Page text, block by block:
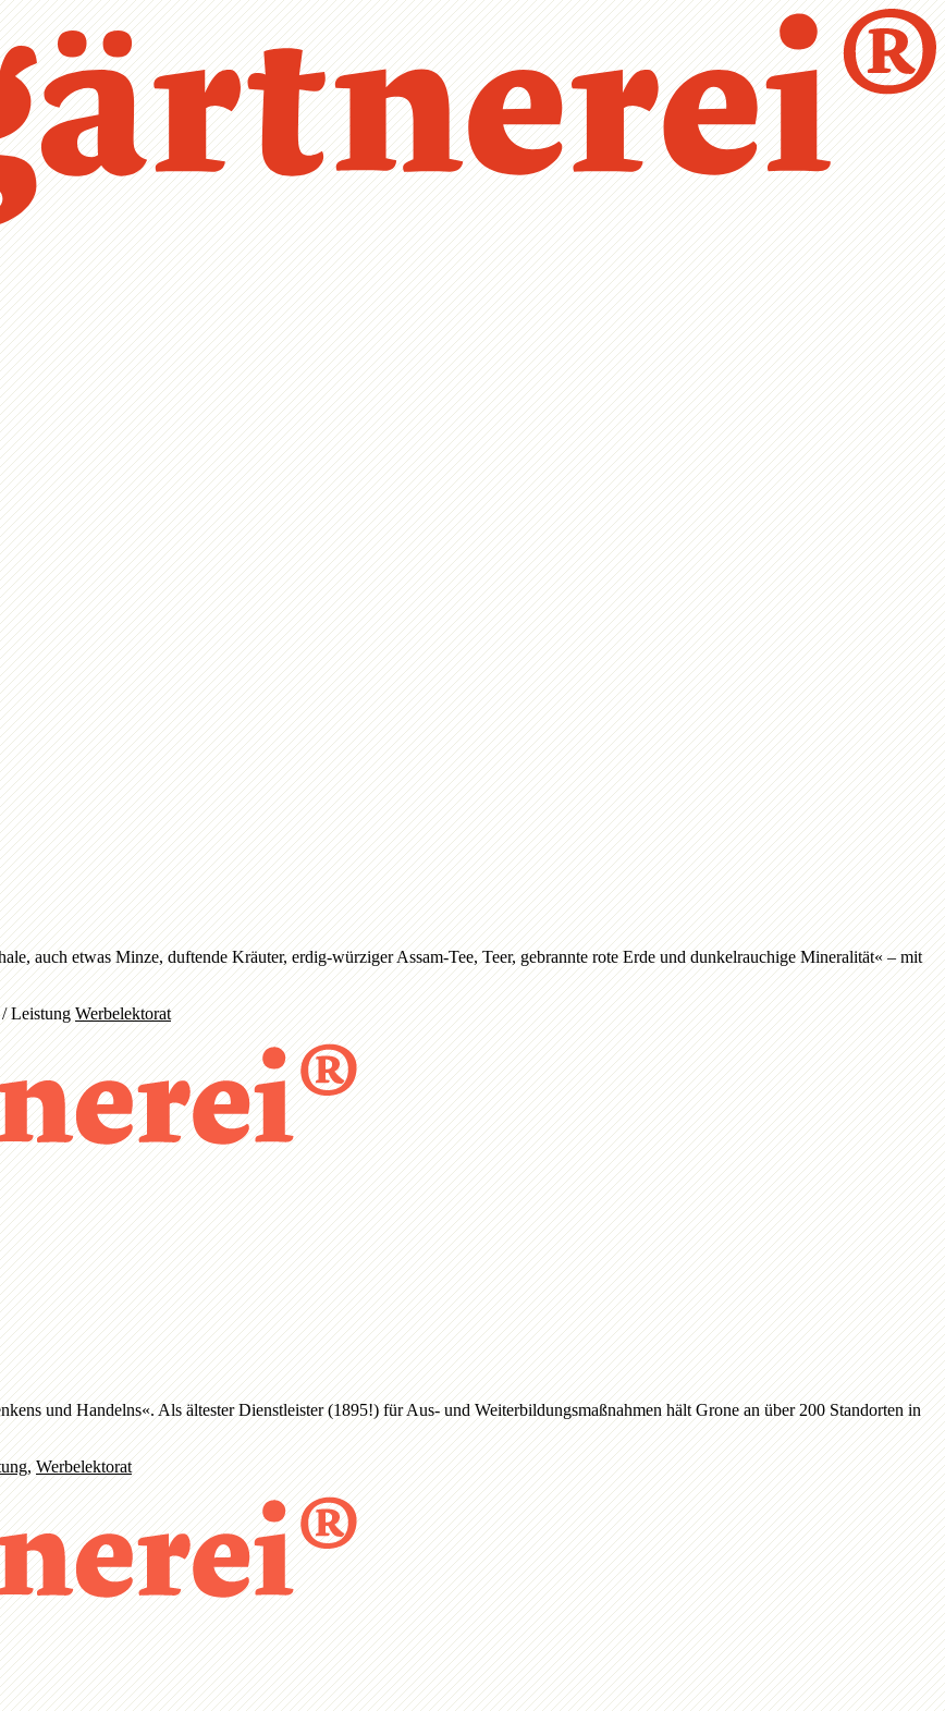
auch etwas Minze, duftende Kräuter, erdig-würziger Assam-Tee, Teer, gebrannte rote Erde und dunkelrauchige Mineralität« – mit
LeistungWerbelektorat
und Handelns«. Als ältester Dienstleister (1895!) für Aus- und Weiterbildungsmaßnahmen hält Grone an über 200 Standorten in
,Werbelektorat